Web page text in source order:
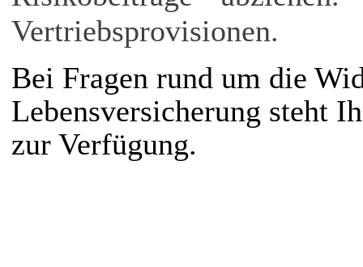
Vertriebsprovisionen.
Bei Fragen rund um die
Lebensversicherung steht
zur Verfügung.